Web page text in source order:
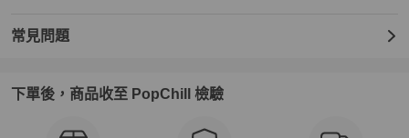
常見問題
下單後，商品收至 PopChill 檢驗